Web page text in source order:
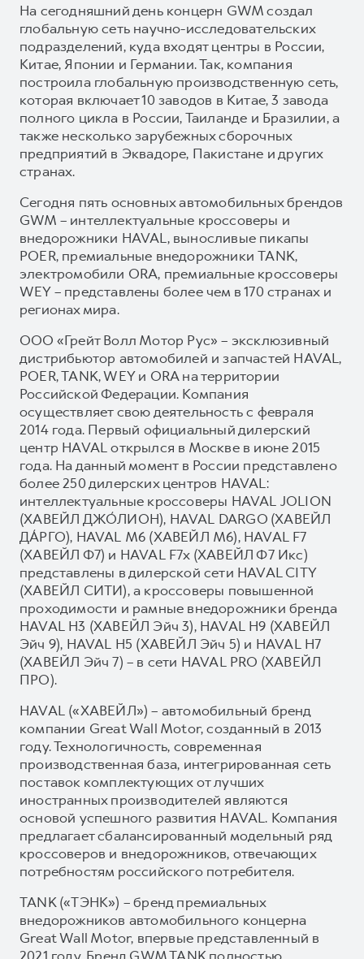
На сегодняшний день концерн GWM создал
глобальную сеть научно-исследовательских
подразделений, куда входят центры в России,
Китае, Японии и Германии. Так, компания
построила глобальную производственную сеть,
которая включает 10 заводов в Китае, 3 завода
полного цикла в России, Таиланде и Бразилии, а
также несколько зарубежных сборочных
предприятий в Эквадоре, Пакистане и других
странах.
Сегодня пять основных автомобильных брендов
GWM – интеллектуальные кроссоверы и
внедорожники HAVAL, выносливые пикапы
POER, премиальные внедорожники TANK,
электромобили ORA, премиальные кроссоверы
WEY – представлены более чем в 170 странах и
регионах мира.
ООО «Грейт Волл Мотор Рус» – эксклюзивный
дистрибьютор автомобилей и запчастей HAVAL,
POER, TANK, WEY и ORA на территории
Российской Федерации. Компания
осуществляет свою деятельность с февраля
2014 года. Первый официальный дилерский
центр HAVAL открылся в Москве в июне 2015
года. На данный момент в России представлено
более 250 дилерских центров HAVAL:
интеллектуальные кроссоверы HAVAL JOLION
(ХАВЕЙЛ ДЖО́ЛИОН), HAVAL DARGO (ХАВЕЙЛ
ДА́РГО), HAVAL М6 (ХАВЕЙЛ M6), HAVAL F7
(ХАВЕЙЛ Ф7) и HAVAL F7x (ХАВЕЙЛ Ф7 Икс)
представлены в дилерской сети HAVAL CITY
(ХАВЕЙЛ СИТИ), а кроссоверы повышенной
проходимости и рамные внедорожники бренда
HAVAL H3 (ХАВЕЙЛ Эйч 3), HAVAL H9 (ХАВЕЙЛ
Эйч 9), HAVAL H5 (ХАВЕЙЛ Эйч 5) и HAVAL H7
(ХАВЕЙЛ Эйч 7) – в сети HAVAL PRO (ХАВЕЙЛ
ПРО).
HAVAL («ХАВЕЙЛ») – автомобильный бренд
компании Great Wall Motor, созданный в 2013
году. Технологичность, современная
производственная база, интегрированная сеть
поставок комплектующих от лучших
иностранных производителей являются
основой успешного развития HAVAL. Компания
предлагает сбалансированный модельный ряд
кроссоверов и внедорожников, отвечающих
потребностям российского потребителя.
TANK («ТЭНК») – бренд премиальных
внедорожников автомобильного концерна
Great Wall Motor, впервые представленный в